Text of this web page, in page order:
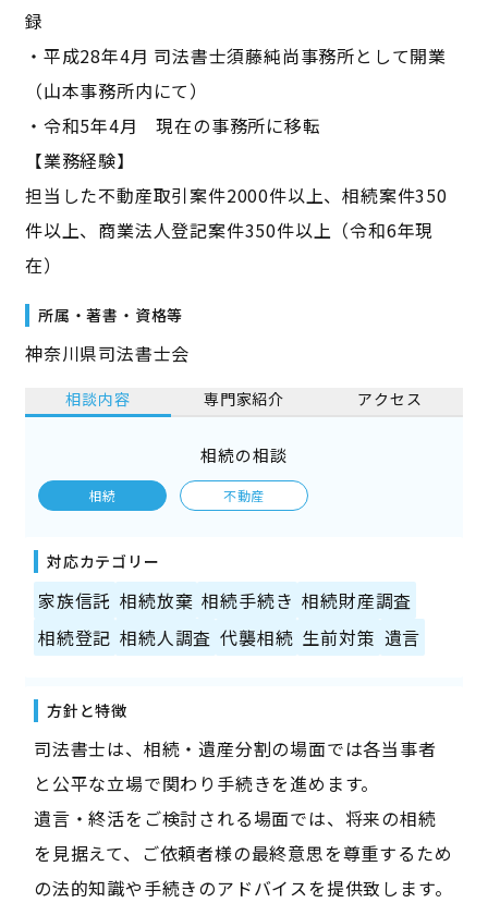
録
・平成28年4月 司法書士須藤純尚事務所として開業
（山本事務所内にて）
・令和5年4月 現在の事務所に移転
【業務経験】
担当した不動産取引案件2000件以上、相続案件350
件以上、商業法人登記案件350件以上（令和6年現
在）
所属・著書・資格等
神奈川県司法書士会
相談内容 専門家紹介 アクセス
相続の相談
相続 不動産
対応カテゴリー
家族信託 相続放棄 相続手続き 相続財産調査
相続登記 相続人調査 代襲相続 生前対策 遺言
方針と特徴
司法書士は、相続・遺産分割の場面では各当事者
と公平な立場で関わり手続きを進めます。
遺言・終活をご検討される場面では、将来の相続
を見据えて、ご依頼者様の最終意思を尊重するため
の法的知識や手続きのアドバイスを提供致します。